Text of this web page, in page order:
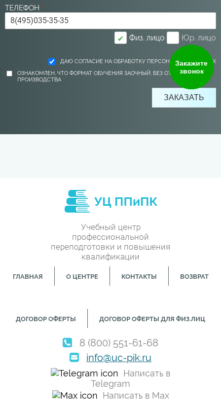
Закажите
звонок
ТЕЛЕФОН *
✔ Физ. лицо Юр. лицо
ДАЮ СОГЛАСИЕ НА ОБРАБОТКУ ПЕРСОНАЛЬНЫХ ДАННЫХ
ОЗНАКОМЛЕН, ЧТО ФОРМАТ ОБУЧЕНИЯ ЗАОЧНЫЙ, БЕЗ ОТРЫВА ОТ
ПРОИЗВОДСТВА
Учебный центр
профессиональной
переподготовки и повышения
квалификации
ГЛАВНАЯ О ЦЕНТРЕ КОНТАКТЫ ВОЗВРАТ
ДОГОВОР ОФЕРТЫ ДОГОВОР ОФЕРТЫ ДЛЯ ФИЗ.ЛИЦ
8 (800) 551-61-68
info@uc-pik.ru
Написать в
Telegram
Написать в Max